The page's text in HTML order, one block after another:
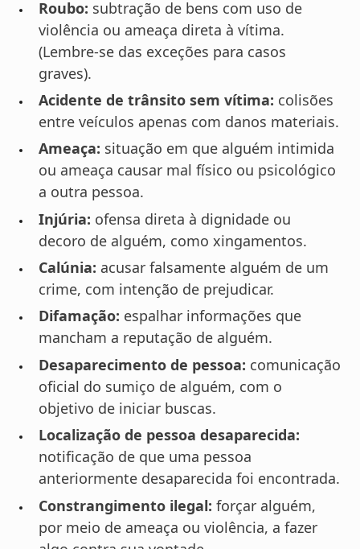
Roubo: subtração de bens com uso de
violência ou ameaça direta à vítima.
(Lembre-se das exceções para casos
graves).
Acidente de trânsito sem vítima: colisões
entre veículos apenas com danos materiais.
Ameaça: situação em que alguém intimida
ou ameaça causar mal físico ou psicológico
a outra pessoa.
Injúria: ofensa direta à dignidade ou
decoro de alguém, como xingamentos.
Calúnia: acusar falsamente alguém de um
crime, com intenção de prejudicar.
Difamação: espalhar informações que
mancham a reputação de alguém.
Desaparecimento de pessoa: comunicação
oficial do sumiço de alguém, com o
objetivo de iniciar buscas.
Localização de pessoa desaparecida:
notificação de que uma pessoa
anteriormente desaparecida foi encontrada.
Constrangimento ilegal: forçar alguém,
por meio de ameaça ou violência, a fazer